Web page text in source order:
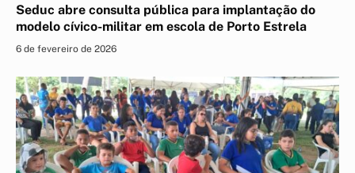
Seduc abre consulta pública para implantação do
modelo cívico-militar em escola de Porto Estrela
6 de fevereiro de 2026